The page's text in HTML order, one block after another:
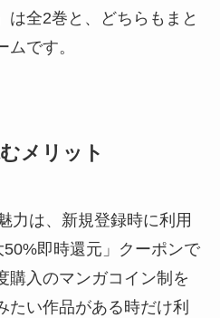
は全2巻と、どちらもまと
です。
メリット
力は、新規登録時に利用
即時還元」クーポンで
購入のマンガコイン制を
たい作品がある時だけ利